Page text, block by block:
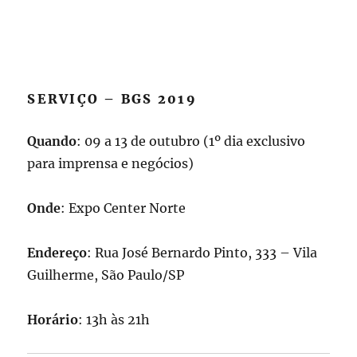
SERVIÇO – BGS 2019
Quando: 09 a 13 de outubro (1º dia exclusivo
para imprensa e negócios)
Onde: Expo Center Norte
Endereço: Rua José Bernardo Pinto, 333 – Vila
Guilherme, São Paulo/SP
Horário: 13h às 21h